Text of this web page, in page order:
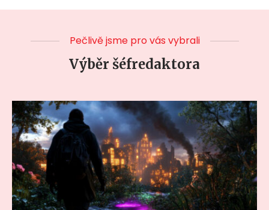
Pečlivě jsme pro vás vybrali
Výběr šéfredaktora